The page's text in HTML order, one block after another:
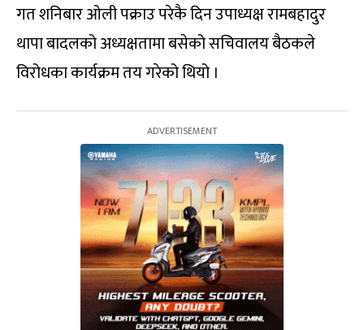
गत शनिबार ओली पक्राउ परेकै दिन उपाध्यक्ष रामबहादुर
थापा बादलको अध्यक्षतामा बसेको सचिवालय बैठकले
विरोधका कार्यक्रम तय गरेको थियो ।